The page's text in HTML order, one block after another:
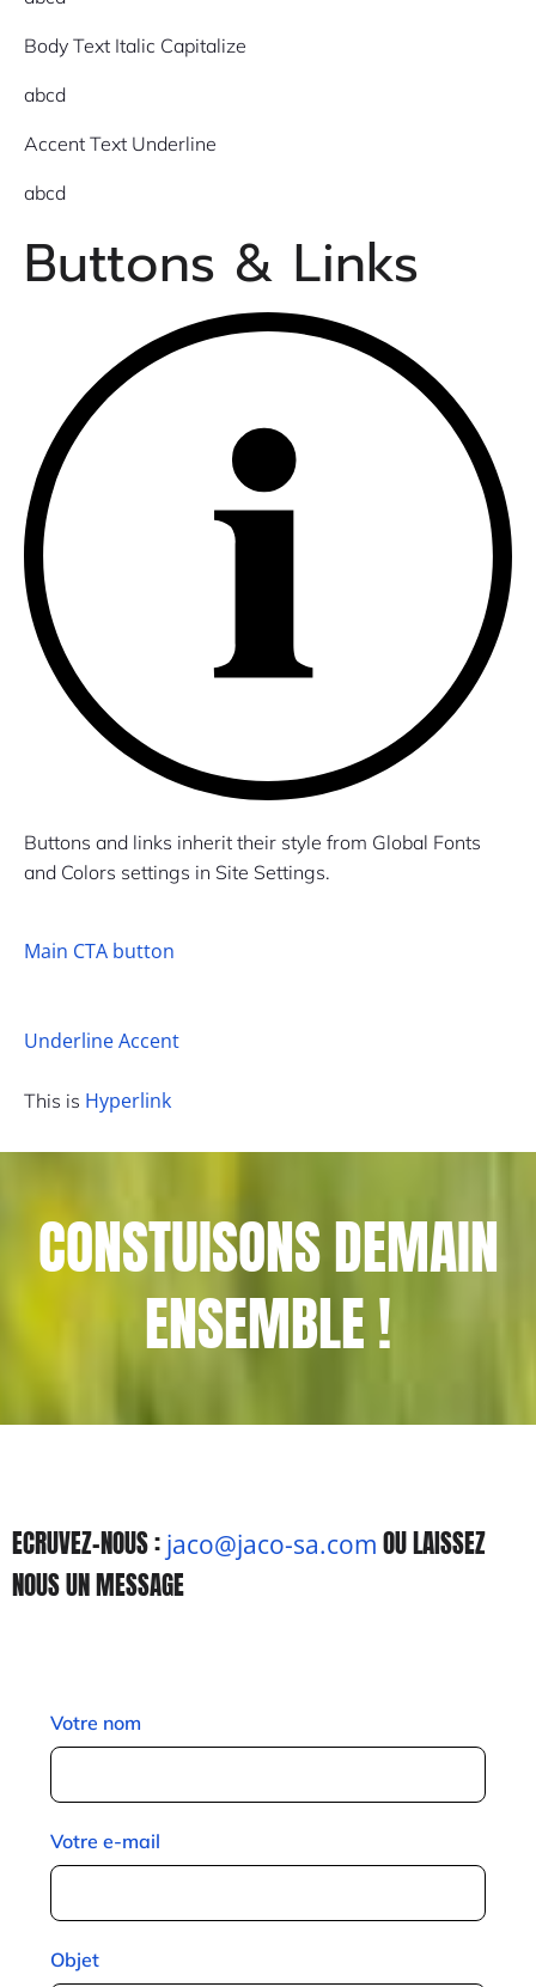
Body Text Italic Capitalize
abcd
Accent Text Underline
abcd
Buttons & Links
Buttons and links inherit their style from Global Fonts
and Colors settings in Site Settings.
Main CTA button
Underline Accent
This is Hyperlink
CONSTUISONS DEMAIN
ENSEMBLE !
ECRUVEZ-NOUS : jaco@jaco-sa.com OU LAISSEZ
NOUS UN MESSAGE
Votre nom
Votre e-mail
Objet